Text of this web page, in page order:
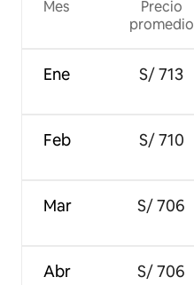
Mes
Ene
Feb
Mar
Abr
Precio
promedio
S/ 713
S/ 710
S/ 706
S/ 706